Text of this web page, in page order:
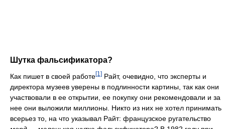
Шутка фальсификатора?
Как пишет в своей работе[1] Райт, очевидно, что эксперты и
директора музеев уверены в подлинности картины, так как они
участвовали в ее открытии, ее покупку они рекомендовали и за
нее они выложили миллионы. Никто из них не хотел принимать
всерьез то, на что указывал Райт: французское ругательство